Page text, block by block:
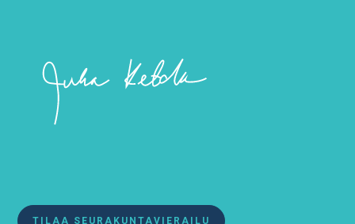
TILAA SEURAKUNTAVIERAILU